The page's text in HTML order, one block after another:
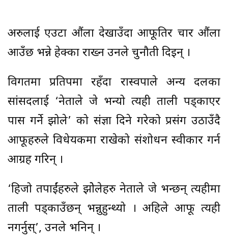
अरुलाई एउटा औंला देखाउँदा आफूतिर चार औंला
आउँछ भन्ने हेक्का राख्न उनले चुनौती दिइन् ।
विगतमा प्रतिपक्षमा रहँदा रास्वपाले अन्य दलका
सांसदलाई ‘नेताले जे भन्यो त्यही ताली पड्काएर
पास गर्ने झोले’ को संज्ञा दिने गरेको प्रसंग उठाउँदै
आफूहरुले विधेयकमा राखेको संशोधन स्वीकार गर्न
आग्रह गरिन् ।
‘हिजो तपाईंहरुले झोेलेहरु नेताले जे भन्छन् त्यहीमा
ताली पड्काउँछन् भन्नुहुन्थ्यो । अहिले आफू त्यही
नगर्नुस्’, उनले भनिन् ।